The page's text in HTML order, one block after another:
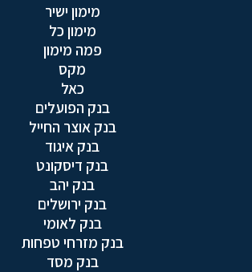
מימון ישיר
מימון כל
פמה מימון
מקס
כאל
בנק הפועלים
בנק אוצר החייל
בנק איגוד
בנק דיסקונט
בנק יהב
בנק ירושלים
בנק לאומי
בנק מזרחי טפחות
בנק מסד